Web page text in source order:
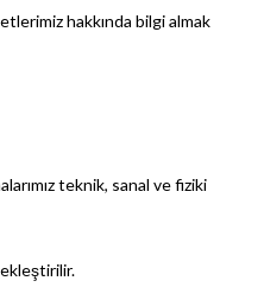
hakkında bilgi almak
teknik, sanal ve fiziki